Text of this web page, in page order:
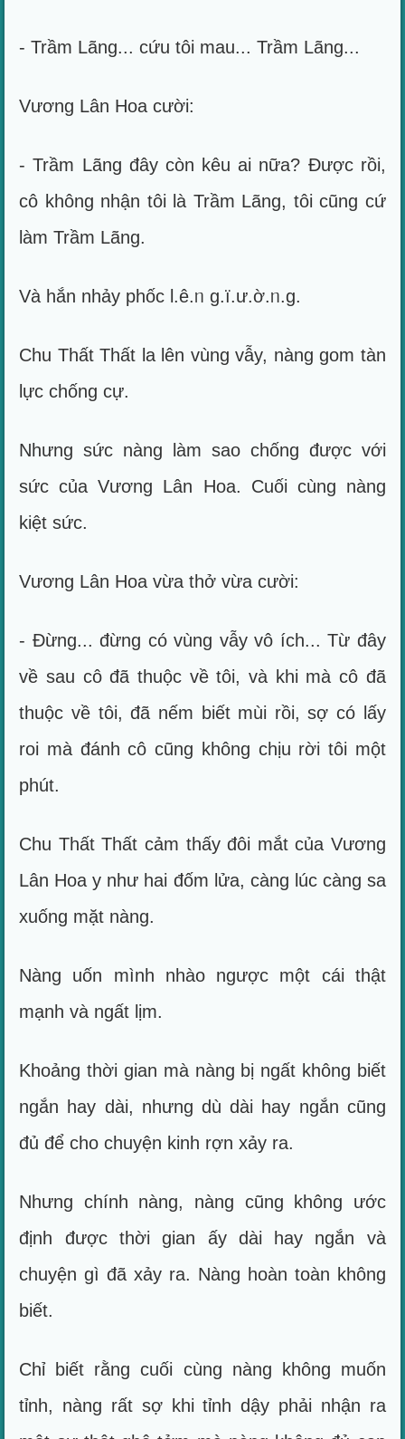
- Trầm Lãng... cứu tôi mau... Trầm Lãng...
Vương Lân Hoa cười:
- Trầm Lãng đây còn kêu ai nữa? Được rồi,
cô không nhận tôi là Trầm Lãng, tôi cũng cứ
làm Trầm Lãng.
Và hắn nhảy phốc l.ê.ᥒ g.ï.ư.ờ.ᥒ.g.
Chu Thất Thất la lên vùng vẫy, nàng gom tàn
lực chống cự.
Nhưng sức nàng làm sao chống được với
sức của Vương Lân Hoa. Cuối cùng nàng
kiệt sức.
Vương Lân Hoa vừa thở vừa cười:
- Đừng... đừng có vùng vẫy vô ích... Từ đây
về sau cô đã thuộc về tôi, và khi mà cô đã
thuộc về tôi, đã nếm biết mùi rồi, sợ có lấy
roi mà đánh cô cũng không chịu rời tôi một
phút.
Chu Thất Thất cảm thấy đôi mắt của Vương
Lân Hoa y như hai đốm lửa, càng lúc càng sa
xuống mặt nàng.
Nàng uốn mình nhào ngược một cái thật
mạnh và ngất lịm.
Khoảng thời gian mà nàng bị ngất không biết
ngắn hay dài, nhưng dù dài hay ngắn cũng
đủ để cho chuyện kinh rợn xảy ra.
Nhưng chính nàng, nàng cũng không ước
định được thời gian ấy dài hay ngắn và
chuyện gì đã xảy ra. Nàng hoàn toàn không
biết.
Chỉ biết rằng cuối cùng nàng không muốn
tỉnh, nàng rất sợ khi tỉnh dậy phải nhận ra